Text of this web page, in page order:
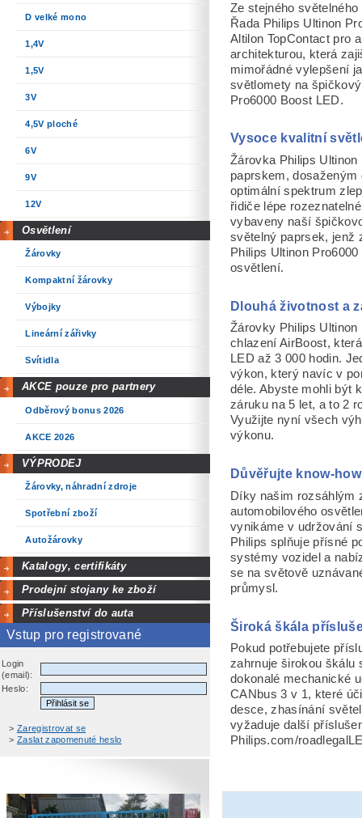
D velké mono
1,4V
1,5V
3V
4,5V ploché
6V
9V
12V
Osvětlení
Žárovky
Kompaktní žárovky
Výbojky
Lineární zářivky
Svítidla
AKCE pouze pro partnery
Odběrový bonus 2026
AKCE 2026
VÝPRODEJ
Žárovky, náhradní zdroje
Spotřební zboží
Autožárovky
Katalogy, certifikáty
Prodejní stojany ke zboží
Příslušenství do auta
Vstup pro registrované
Login
(email):
Heslo:
> Zaregistrovat se
> Zaslat zapomenuté heslo
Ze stejného
Řada Philips Ultinon
Altilon TopContact pro
architekturou, která
mimořádné vylepšení
světlomety na
Pro6000 Boost LED.
Vysoce kvalitní
Žárovka Philips
paprskem, dosaženým
optimální spektrum
řidiče lépe
vybaveny naší
světelný paprsek, jenž
Philips Ultinon
osvětlení.
Dlouhá životnost a
Žárovky Philips
chlazení AirBoost,
LED až 3 000 hodin.
výkon, který navíc v
déle. Abyste mohli být
záruku na 5 let, a to 2
Využijte nyní všech
výkonu.
Důvěřujte know-
Díky našim rozsáhlým
automobilového
vynikáme v udržování
Philips splňuje přísné
systémy vozidel a
se na světově
průmysl.
Široká škála
Pokud potřebujete
zahrnuje širokou škálu
dokonalé mechanické
CANbus 3 v 1, které
desce, zhasínání
vyžaduje další
Philips.com/